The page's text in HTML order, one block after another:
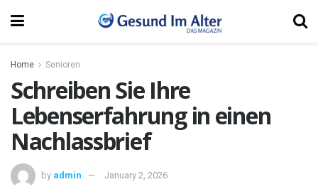
Home Senioren
Schreiben Sie Ihre
Lebenserfahrung in einen
Nachlassbrief
by admin January 2, 2026